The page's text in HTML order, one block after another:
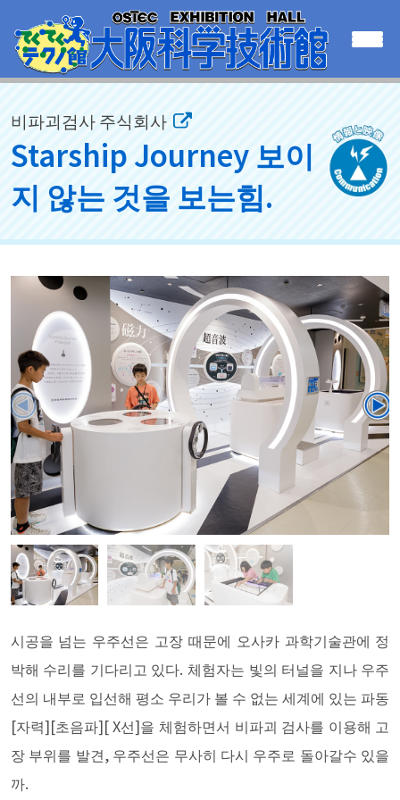
비파괴검사 주식회사
Starship Journey 보이
지 않는 것을 보는힘.
시공을 넘는 우주선은 고장 때문에 오사카 과학기술관에 정
박해 수리를 기다리고 있다. 체험자는 빛의 터널을 지나 우주
선의 내부로 입선해 평소 우리가 볼 수 없는 세계에 있는 파동
[자력][초음파][ X선]을 체험하면서 비파괴 검사를 이용해 고
장 부위를 발견, 우주선은 무사히 다시 우주로 돌아갈수 있을
까.